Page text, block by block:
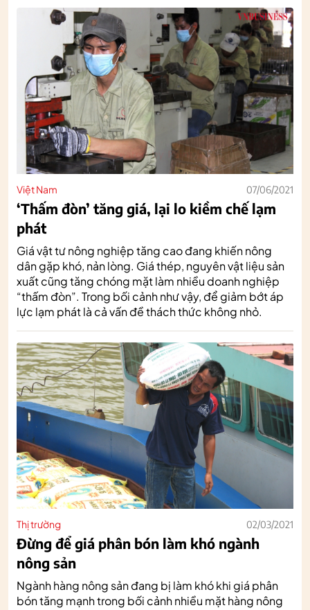
Việt Nam 07/06/2021
‘Thấm đòn’ tăng giá, lại lo kiềm chế lạm
phát
Giá vật tư nông nghiệp tăng cao đang khiến nông
dân gặp khó, nản lòng. Giá thép, nguyên vật liệu sản
xuất cũng tăng chóng mặt làm nhiều doanh nghiệp
“thấm đòn”. Trong bối cảnh như vậy, để giảm bớt áp
lực lạm phát là cả vấn đề thách thức không nhỏ.
Thị trường 02/03/2021
Đừng để giá phân bón làm khó ngành
nông sản
Ngành hàng nông sản đang bị làm khó khi giá phân
bón tăng mạnh trong bối cảnh nhiều mặt hàng nông